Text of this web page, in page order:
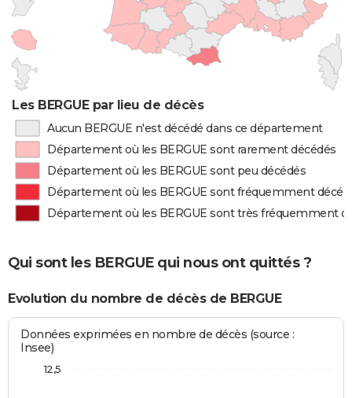
Les BERGUE par lieu de décès
Aucun BERGUE n'est décédé dans ce département
Département où les BERGUE sont rarement décédés
Département où les BERGUE sont peu décédés
Département où les BERGUE sont fréquemment
Département où les BERGUE sont très fréquemment
Qui sont les BERGUE qui nous ont quittés ?
Evolution du nombre de décès de BERGUE
Données exprimées en nombre de décès (source :
Insee)
12,5